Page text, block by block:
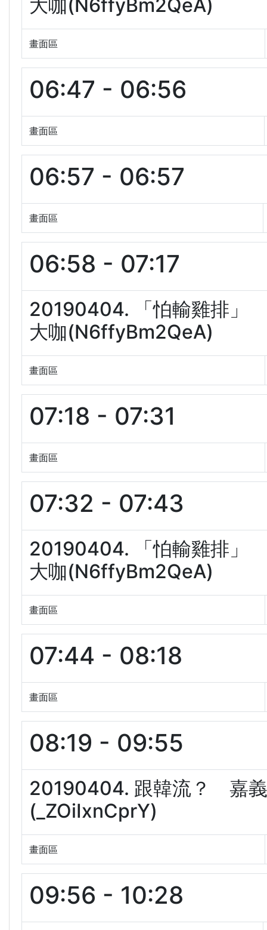
大咖(N6ffyBm2QeA)
畫面區
06:47 - 06:56
畫面區
06:57 - 06:57
畫面區
06:58 - 07:17
20190404. 「怕輸雞排
大咖(N6ffyBm2QeA)
畫面區
07:18 - 07:31
畫面區
07:32 - 07:43
20190404. 「怕輸雞排
大咖(N6ffyBm2QeA)
畫面區
07:44 - 08:18
畫面區
08:19 - 09:55
20190404. 跟韓流？ 嘉
(_ZOiIxnCprY)
畫面區
09:56 - 10:28